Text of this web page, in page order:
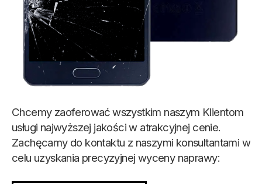
Chcemy zaoferować wszystkim naszym Klientom
usługi najwyższej jakości w atrakcyjnej cenie.
Zachęcamy do kontaktu z naszymi konsultantami w
celu uzyskania precyzyjnej wyceny naprawy: